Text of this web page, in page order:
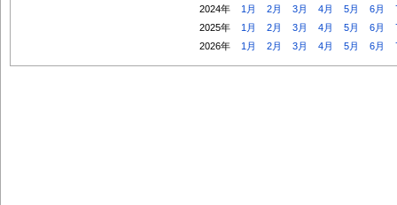
2024年
1月 2月 3月 4月 5月 6月
2025年
1月 2月 3月 4月 5月 6月
2026年
1月 2月 3月 4月 5月 6月